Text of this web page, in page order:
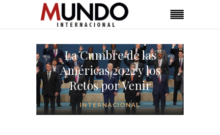
La Cumbre de las
Américas 2022 y los
Retos por Venir
INTERNACIONAL